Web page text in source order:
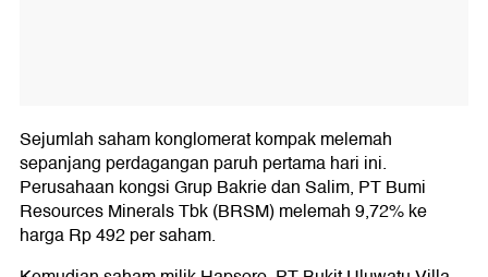
Sejumlah saham konglomerat kompak melemah
sepanjang perdagangan paruh pertama hari ini.
Perusahaan kongsi Grup Bakrie dan Salim, PT Bumi
Resources Minerals Tbk (BRSM) melemah 9,72% ke
harga Rp 492 per saham.